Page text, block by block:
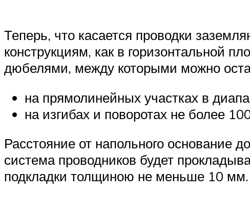
Теперь, что касается проводки
конструкциям, как в горизонтальной
дюбелями, между которыми можно
на прямолинейных участках в
на изгибах и поворотах не более
Расстояние от напольного
система проводников будет
подкладки толщиною не меньше 10 мм.